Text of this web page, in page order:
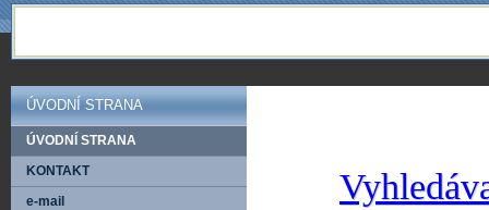
ÚVODNÍ STRANA
ÚVODNÍ STRANA
KONTAKT
e-mail